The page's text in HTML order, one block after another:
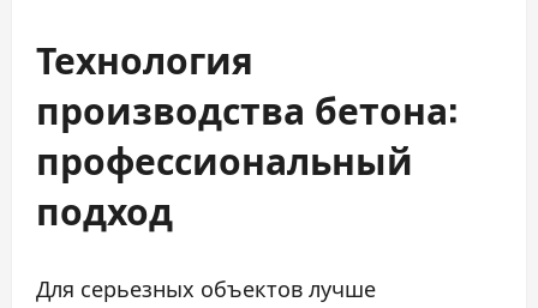
Технология
производства бетона:
профессиональный
подход
Для серьезных объектов лучше